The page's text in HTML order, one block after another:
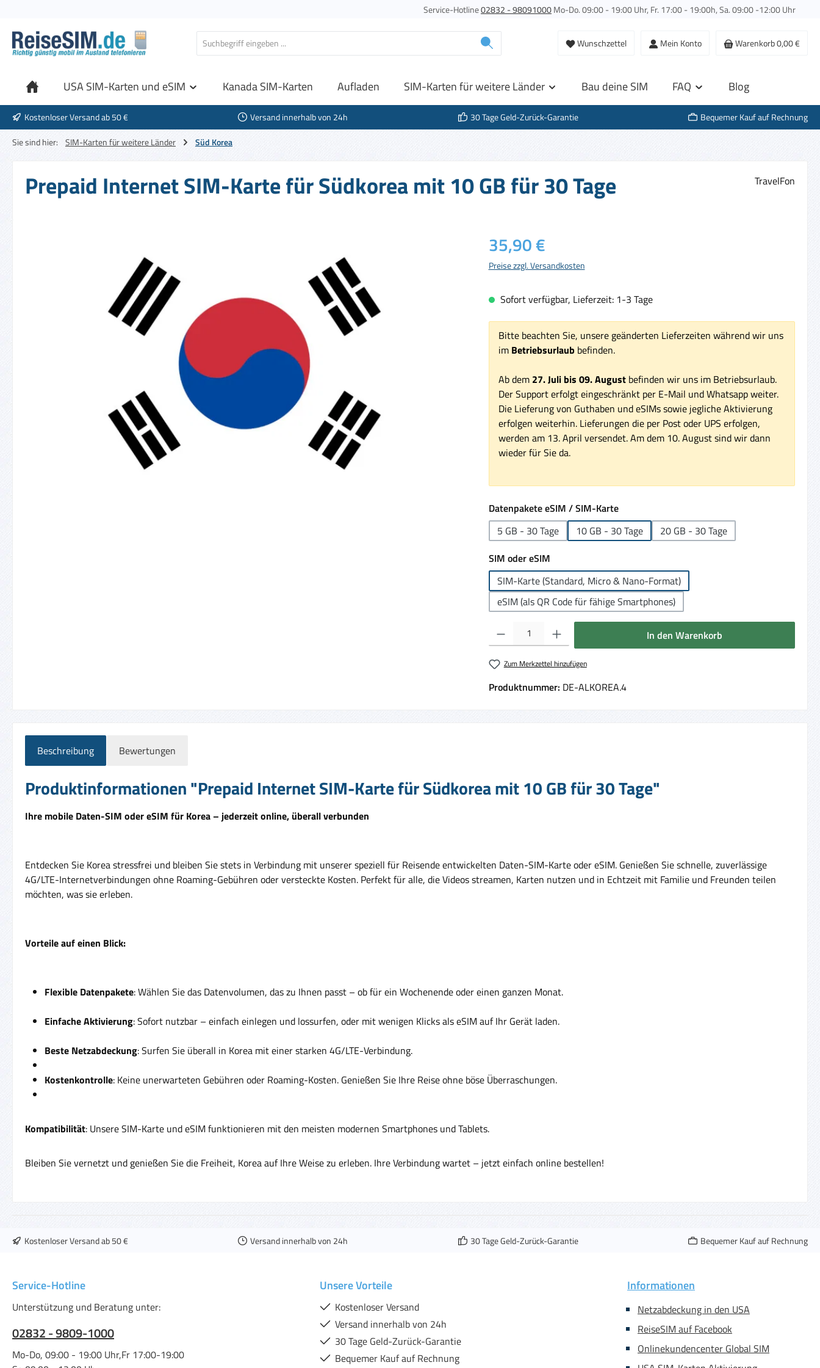
Service-Hotline02832 - 98091000Mo-Do. 09:00 - 19:00 Uhr, Fr. 17:00 - 19:00h, Sa. 09:00 -12:00 Uhr
Wunschzettel Mein Konto Warenkorb0,00 €
USA SIM-Karten und eSIM Kanada SIM-Karten Aufladen SIM-Karten für weitere Länder Bau deine SIM FAQ Blog
Kostenloser Versand ab 50 € Versand innerhalb von 24h 30 Tage Geld-Zurück-Garantie
Bequemer Kauf auf Rechnung
Sie sind hier:
SIM-Karten für weitere Länder Süd Korea
Prepaid Internet SIM-Karte für Südkorea mit 10 GB für 30 Tage TravelFon
Regulärer Preis:
35,90 €
Preise zzgl. Versandkosten
Sofort verfügbar, Lieferzeit: 1-3 Tage
Bitte beachten Sie, unsere geänderten Lieferzeiten während wir uns
im Betriebsurlaub befinden.
Ab dem 27. Juli bis 09. Augustbefinden wir uns im Betriebsurlaub.
Der Support erfolgt eingeschränkt per E-Mail und Whatsapp weiter.
Die Lieferung von Guthaben und eSIMs sowie jegliche Aktivierung
erfolgen weiterhin. Lieferungen die per Post oder UPS erfolgen,
werden am 13. April versendet. Am dem 10. August sind wir dann
wieder für Sie da.
Datenpakete eSIM / SIM-Karteauswählen
5 GB - 30 Tage
10 GB - 30 Tage
20 GB - 30 Tage
SIM oder eSIMauswählen
SIM-Karte (Standard, Micro & Nano-Format)
eSIM (als QR Code für fähige Smartphones)
Produkt Anzahl: Gib den gewünschten Wert ein oder benutze die Schaltflächen um die
In den Warenkorb
Zum Merkzettel hinzufügen
Produktnummer: DE-ALKOREA.4
Beschreibung Bewertungen
Produktinformationen "Prepaid Internet SIM-Karte für Südkorea mit 10 GB für 30 Tage"
Ihre mobile Daten-SIM oder eSIM für Korea – jederzeit online, überall verbunden
Entdecken Sie Korea stressfrei und bleiben Sie stets in Verbindung mit unserer speziell für Reisende entwickelten Daten-SIM-Karte oder eSIM. Genießen Sie schnelle, zuverlässige
4G/LTE-Internetverbindungen ohne Roaming-Gebühren oder versteckte Kosten. Perfekt für alle, die Videos streamen, Karten nutzen und in Echtzeit mit Familie und Freunden teilen
möchten, was sie erleben.
Vorteile auf einen Blick:
Flexible Datenpakete: Wählen Sie das Datenvolumen, das zu Ihnen passt – ob für ein Wochenende oder einen ganzen Monat.
Einfache Aktivierung: Sofort nutzbar – einfach einlegen und lossurfen, oder mit wenigen Klicks als eSIM auf Ihr Gerät laden.
Beste Netzabdeckung: Surfen Sie überall in Korea mit einer starken 4G/LTE-Verbindung.
Kostenkontrolle: Keine unerwarteten Gebühren oder Roaming-Kosten. Genießen Sie Ihre Reise ohne böse Überraschungen.
Kompatibilität: Unsere SIM-Karte und eSIM funktionieren mit den meisten modernen Smartphones und Tablets.
Bleiben Sie vernetzt und genießen Sie die Freiheit, Korea auf Ihre Weise zu erleben. Ihre Verbindung wartet – jetzt einfach online bestellen!
Kostenloser Versand ab 50 € Versand innerhalb von 24h 30 Tage Geld-Zurück-Garantie Bequemer Kauf auf Rechnung
Service-Hotline
Unterstützung und Beratung unter:
02832 - 9809-1000
Mo-Do, 09:00 - 19:00 Uhr,Fr 17:00-19:00
Unsere Vorteile
Kostenloser Versand
Versand innerhalb von 24h
30 Tage Geld-Zurück-Garantie
Bequemer Kauf auf Rechnung
Informationen
Netzabdeckung in den USA
ReiseSIM auf Facebook
Onlinekundencenter Global SIM